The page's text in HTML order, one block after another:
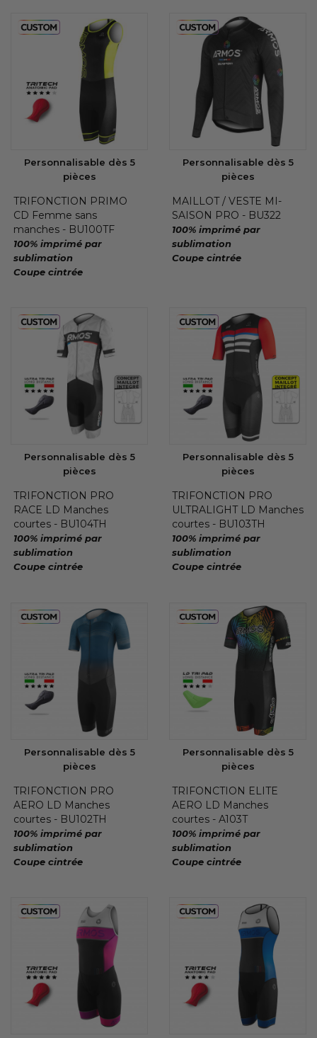
Personnalisable dès 5
pièces
TRIFONCTION PRIMO
CD Femme sans
manches - BU100TF
100% imprimé par
sublimation
Coupe cintrée
Personnalisable dès 5
pièces
MAILLOT / VESTE MI-
SAISON PRO - BU322
100% imprimé par
sublimation
Coupe cintrée
Personnalisable dès 5
pièces
TRIFONCTION PRO
RACE LD Manches
courtes - BU104TH
100% imprimé par
sublimation
Coupe cintrée
Personnalisable dès 5
pièces
TRIFONCTION PRO
ULTRALIGHT LD Manches
courtes - BU103TH
100% imprimé par
sublimation
Coupe cintrée
Personnalisable dès 5
pièces
TRIFONCTION PRO
AERO LD Manches
courtes - BU102TH
100% imprimé par
sublimation
Coupe cintrée
Personnalisable dès 5
pièces
TRIFONCTION ELITE
AERO LD Manches
courtes - A103T
100% imprimé par
sublimation
Coupe cintrée